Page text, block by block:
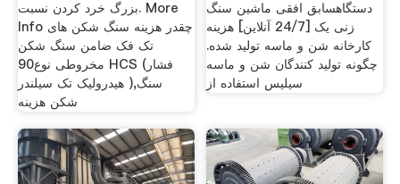
بزرگ خرد کردن نسبت. More
Info چقدر هزینه سنگ شکن های
تک فک ضامن سنگ شکن
مخروطی نوع90 HCS (فشار
هیدرولیک تک سیلندر ),سنگ
شکن هزینه
دستگاهسابق افقی ماشین سنگ
زنی یک [24/7 آنلاین] هزینه
کارخانه شن و ماسه تولید شده.
چگونه تولید کنندگان شن و ماسه
سیلیس استفاده از